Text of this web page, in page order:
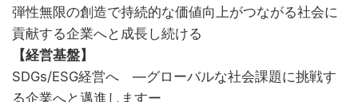
弾性無限の創造で持続的な価値向上がつながる社会に
貢献する企業へと成長し続ける
【経営基盤】
SDGs/ESG経営へ ―グローバルな社会課題に挑戦す
る企業へと邁進しますー